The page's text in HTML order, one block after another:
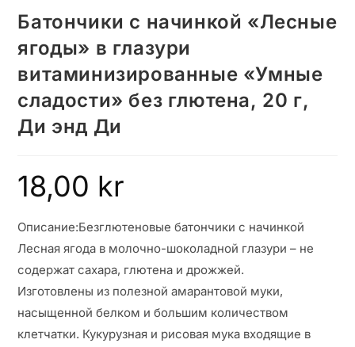
Батончики с начинкой «Лесные
ягоды» в глазури
витаминизированные «Умные
сладости» без глютена, 20 г,
Ди энд Ди
18,00 kr
Описание:Безглютеновые батончики с начинкой
Лесная ягода в молочно-шоколадной глазури – не
содержат сахара, глютена и дрожжей.
Изготовлены из полезной амарантовой муки,
насыщенной белком и большим количеством
клетчатки. Кукурузная и рисовая мука входящие в